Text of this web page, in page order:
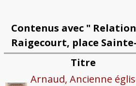
Contenus avec "
Raigecourt, place
Titre
Arnaud, Ancienne